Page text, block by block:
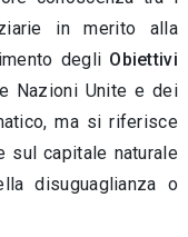
in merito alla
degli Obiettivi
Nazioni Unite e dei
ma si riferisce
sul capitale naturale
disuguaglianza o